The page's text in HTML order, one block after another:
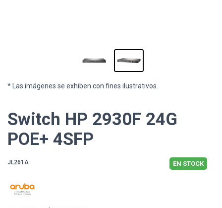
* Las imágenes se exhiben con fines ilustrativos.
Switch HP 2930F 24G
POE+ 4SFP
JL261A EN STOCK